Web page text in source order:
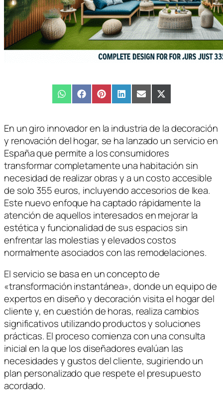
Compartir
en
WhatsAppCompartir
en
FacebookCompartir
en
PinterestCompartir
en
LinkedInCompartir
en
EmailCompartir
en
X
(Twitter)
En un giro innovador en la industria de la decoración
y renovación del hogar, se ha lanzado un servicio en
España que permite a los consumidores
transformar completamente una habitación sin
necesidad de realizar obras y a un costo accesible
de solo 355 euros, incluyendo accesorios de Ikea.
Este nuevo enfoque ha captado rápidamente la
atención de aquellos interesados en mejorar la
estética y funcionalidad de sus espacios sin
enfrentar las molestias y elevados costos
normalmente asociados con las remodelaciones.
El servicio se basa en un concepto de
«transformación instantánea», donde un equipo de
expertos en diseño y decoración visita el hogar del
cliente y, en cuestión de horas, realiza cambios
significativos utilizando productos y soluciones
prácticas. El proceso comienza con una consulta
inicial en la que los diseñadores evalúan las
necesidades y gustos del cliente, sugiriendo un
plan personalizado que respete el presupuesto
acordado.